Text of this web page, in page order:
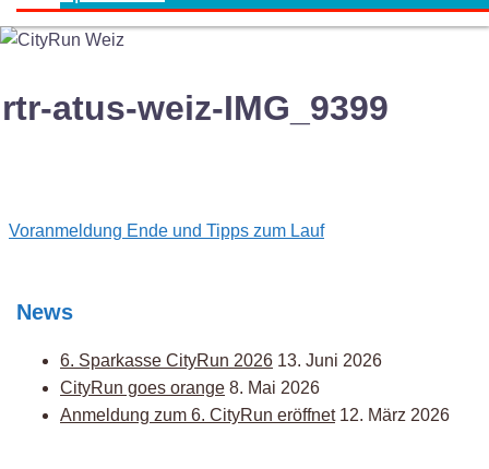
rtr-atus-weiz-IMG_9399
Post
Voranmeldung Ende und Tipps zum Lauf
News
6. Sparkasse CityRun 2026 13. Juni 2026
CityRun goes orange 8. Mai 2026
Anmeldung zum 6. CityRun eröffnet 12. März 2026